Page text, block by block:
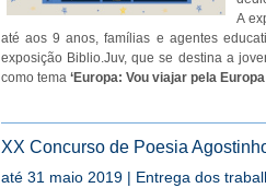
A
até aos 9 anos, famílias e agentes
exposição Biblio.Juv, que se destina a
como tema ‘Europa: Vou viajar pela
XX Concurso de Poesia
até 31 maio 2019 | Entrega dos